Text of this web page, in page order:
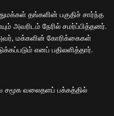
தங்களின் பகுதிச் சார்ந்த
அவரிடம் நேரில் சமர்ப்பித்தனர்.
மக்களின் கோரிக்கைகள்
எனப் பதிலளித்தார்.
சமூக வலைதளப் பக்கத்தில்